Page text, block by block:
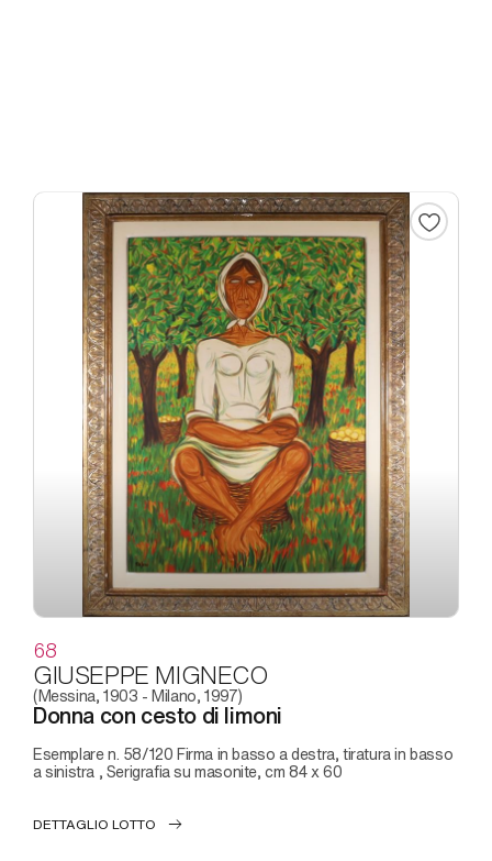
68
GIUSEPPE MIGNECO
(Messina, 1903 - Milano, 1997)
Donna con cesto di limoni
Esemplare n. 58/120 Firma in basso a destra, tiratura in basso
a sinistra , Serigrafia su masonite, cm 84 x 60
DETTAGLIO LOTTO